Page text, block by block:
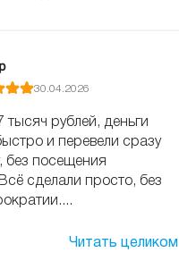
30.04.2026
тысяч рублей, деньги
и перевели сразу
без посещения
сделали просто, без
Читать целиком